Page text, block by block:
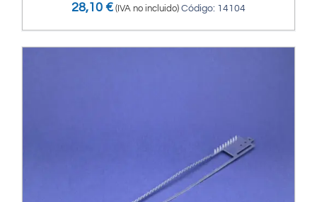
28,10 € (IVA no incluido) Código: 14104